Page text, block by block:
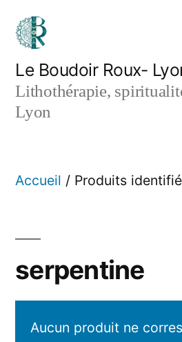
Aller
contenu
Le Boudoir Roux-
Lithothérapie,
Lyon
Accueil / Produits
serpentine
Aucun produit ne